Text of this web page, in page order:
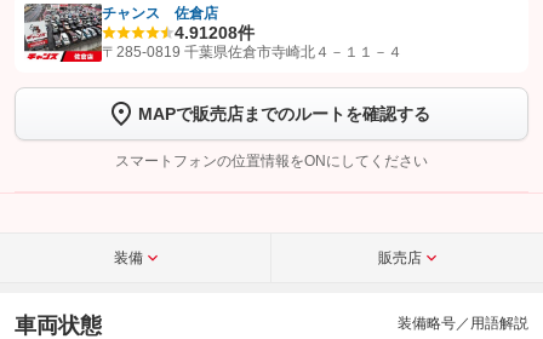
【STEP1】認証画面でグーネットを友だち追加してから「許可する」ボタンを押
トーク画面で
ボタンをタップして問い合わせを
完了してください。
こちら
チャンス 佐倉店
4.91208件
〒285-0819 千葉県佐倉市寺崎北４－１１－４
MAPで販売店までのルートを確認する
スマートフォンの位置情報をONにしてください
装備 販売店
車両状態 装備略号／用語解説